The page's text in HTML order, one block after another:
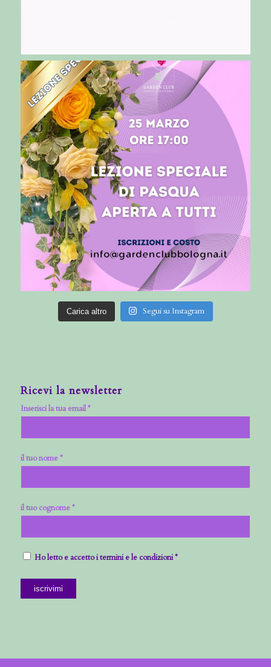
Carica altro Segui su Instagram
Ricevi la newsletter
Inserisci la tua email *
il tuo nome *
il tuo cognome *
Ho letto e accetto i termini e le condizioni *